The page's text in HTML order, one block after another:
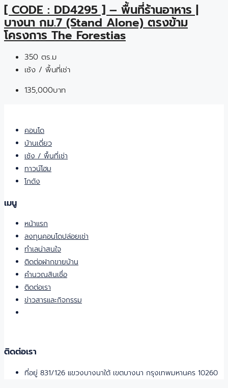
[ CODE : DD4295 ] – พื้นที่ร้านอาหาร |
บางนา กม.7 (Stand Alone) ตรงข้าม
โครงการ The Forestias
350 ตร.ม
เซ้ง / พื้นที่เช่า
135,000บาท
คอนโด
บ้านเดี่ยว
เซ้ง / พื้นที่เช่า
ทาวน์โฮม
โกดัง
เมนู
หน้าแรก
ลงทุนคอนโดปล่อยเช่า
ทำเลน่าสนใจ
ติดต่อฝากขายบ้าน
คำนวณสินเชื่อ
ติดต่อเรา
ข่าวสารและกิจกรรม
ติดต่อเรา
ที่อยู่ 831/126 แขวงบางนาใต้ เขตบางนา กรุงเทพมหานคร 10260